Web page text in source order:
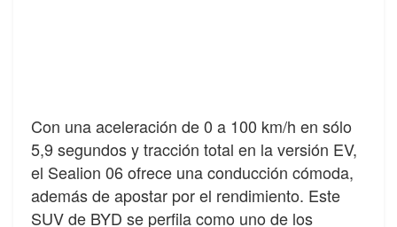
Con una aceleración de 0 a 100 km/h en sólo
5,9 segundos y tracción total en la versión EV,
el Sealion 06 ofrece una conducción cómoda,
además de apostar por el rendimiento. Este
SUV de BYD se perfila como uno de los